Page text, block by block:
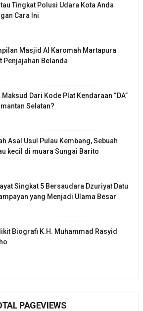
Tingkat Polusi Udara Kota Anda
Cara Ini
Masjid Al Karomah Martapura
Penjajahan Belanda
Maksud Dari Kode Plat Kendaraan “DA”
Selatan?
Asal Usul Pulau Kembang, Sebuah
kecil di muara Sungai Barito
Singkat 5 Bersaudara Dzuriyat Datu
yang Menjadi Ulama Besar
Biografi K.H. Muhammad Rasyid
PAGEVIEWS